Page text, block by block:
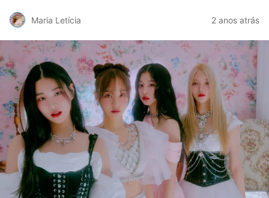
Maria Letícia 2 anos atrás